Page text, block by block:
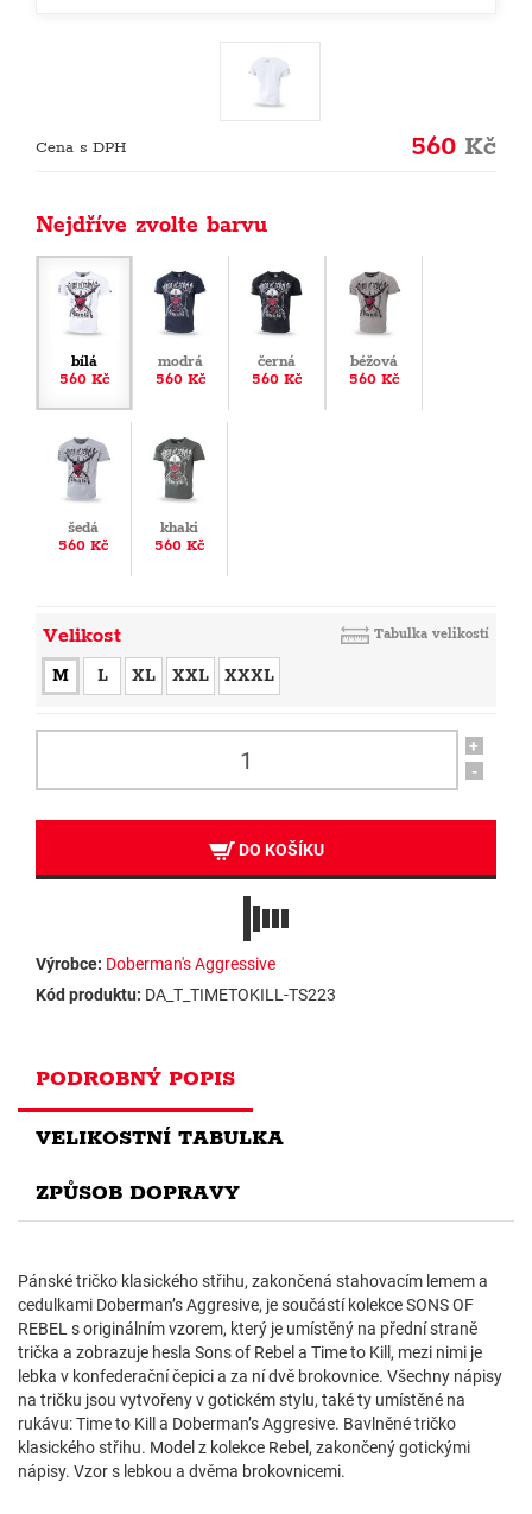
Cena s DPH 560 Kč
Nejdříve zvolte barvu
bílá
560 Kč
modrá
560 Kč
černá
560 Kč
béžová
560 Kč
šedá
560 Kč
khaki
560 Kč
Velikost Tabulka velikostí
M L XL XXL XXXL
+
-
DO KOŠÍKU
Výrobce: Doberman's Aggressive
Kód produktu: DA_T_TIMETOKILL-TS223
PODROBNÝ POPIS
VELIKOSTNÍ TABULKA
ZPŮSOB DOPRAVY
Pánské tričko klasického střihu, zakončená stahovacím lemem a
cedulkami Doberman’s Aggresive, je součástí kolekce SONS OF
REBEL s originálním vzorem, který je umístěný na přední straně
trička a zobrazuje hesla Sons of Rebel a Time to Kill, mezi nimi je
lebka v konfederační čepici a za ní dvě brokovnice. Všechny nápisy
na tričku jsou vytvořeny v gotickém stylu, také ty umístěné na
rukávu: Time to Kill a Doberman’s Aggresive. Bavlněné tričko
klasického střihu. Model z kolekce Rebel, zakončený gotickými
nápisy. Vzor s lebkou a dvěma brokovnicemi.